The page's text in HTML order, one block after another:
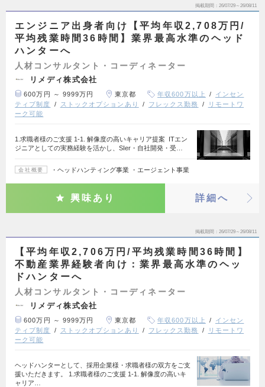
掲載期間 26/07/29～26/08/11
エンジニア出身者向け【平均年収2,708万円/
平均残業時間36時間】業界最高水準のヘッド
ハンターへ
人材コンサルタント・コーディネーター
リメディ株式会社
600万円 ～ 9999万円 東京都 年収600万以上
インセン
ティブ制度
ストックオプションあり フレックス勤務
リモートワ
ーク可能
1.求職者様のご支援 1-1. 解像度の高いキャリア提案 ITエン
ジニアとしての実務経験を活かし、SIer・自社開発・受…
会社概要 ・ヘッドハンティング事業 ・エージェント事業
興味あり 詳細へ
掲載期間 26/07/29～26/08/11
【平均年収2,706万円/平均残業時間36時間】
不動産業界経験者向け：業界最高水準のヘッ
ドハンターへ
人材コンサルタント・コーディネーター
リメディ株式会社
600万円 ～ 9999万円 東京都 年収600万以上
インセン
ティブ制度
ストックオプションあり フレックス勤務
リモートワ
ーク可能
ヘッドハンターとして、採用企業様・求職者様の双方をご支
援いただきます。 1.求職者様のご支援 1-1. 解像度の高いキ
ャリア…